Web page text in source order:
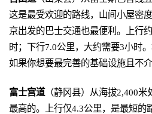
这是最受欢迎的路线，山间小屋密
京出发的巴士交通也最便利。上行
时；下行7.0公里，大约需要3小时
如果你想要最完善的基础设施且不
富士宫道（静冈县）从海拔2,400米
最高的。上行仅4.3公里，是最短的